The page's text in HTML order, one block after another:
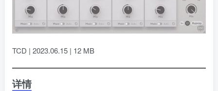
TCD | 2023.06.15 | 12 MB
详情